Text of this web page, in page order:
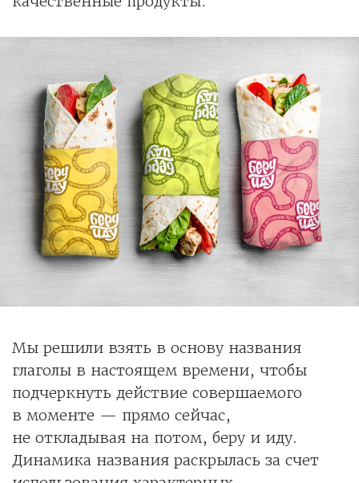
Мы решили взять в основу названия
глаголы в настоящем времени, чтобы
подчеркнуть действие совершаемого
в моменте — прямо сейчас,
не откладывая на потом, беру и иду.
Динамика названия раскрылась за счет